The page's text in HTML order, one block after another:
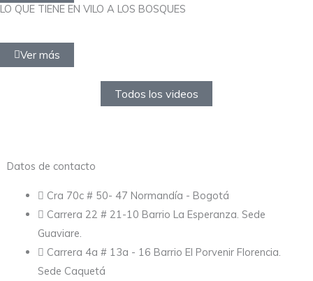
LO QUE TIENE EN VILO A LOS BOSQUES
Ver más
Todos los videos
Datos de contacto
Cra 70c # 50- 47 Normandía - Bogotá
Carrera 22 # 21-10 Barrio La Esperanza. Sede
Guaviare.
Carrera 4a # 13a - 16 Barrio El Porvenir Florencia.
Sede Caquetá